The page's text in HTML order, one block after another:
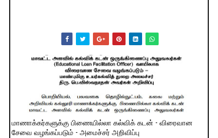
மாணாக்கர்களுக்கு பிணையில்லா கல்விக் கடன் - விரைவான
சேவை வழங்கப்படும் - அமைச்சர் அறிவிப்பு